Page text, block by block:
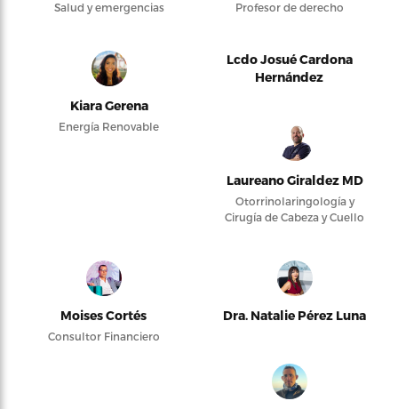
Salud y emergencias Profesor de derecho
Kiara Gerena
Energía Renovable
Lcdo Josué Cardona
Hernández
Laureano Giraldez MD
Otorrinolaringología y
Cirugía de Cabeza y Cuello
Moises Cortés
Consultor Financiero
Dra. Natalie Pérez Luna